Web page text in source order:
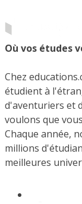
Où vos études
Chez
étudient à
d'aventuriers et
voulons que
Chaque année,
millions
meilleures